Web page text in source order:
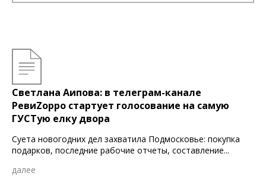
Светлана Аипова: в телеграм-канале
РевиZорро стартует голосование на самую
ГУСТую елку двора
Суета новогодних дел захватила Подмосковье: покупка
подарков, последние рабочие отчеты, составление...
далее